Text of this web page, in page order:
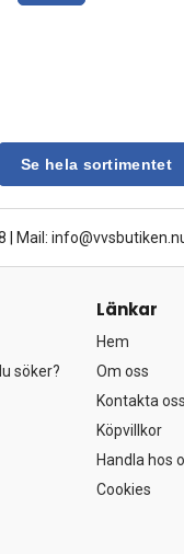
Se hela sortimentet
Mail:
söker?
Länkar
Hem
Om oss
Kontakta oss
Köpvillkor
Handla hos
Cookies